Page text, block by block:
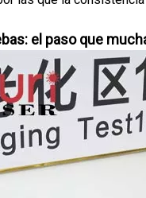
el paso que